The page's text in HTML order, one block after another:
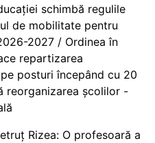
schimbă regulile
de mobilitate pentru
2027 / Ordinea în
repartizarea
posturi începând cu 20
reorganizarea școlilor -
Rizea: O profesoară a